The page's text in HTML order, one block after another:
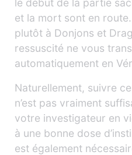
et la mort sont en
plutôt à Donjons et
ressuscité ne vous
automatiquement en
Naturellement, suivre
n’est pas vraiment
votre investigateur en
à une bonne dose
est également